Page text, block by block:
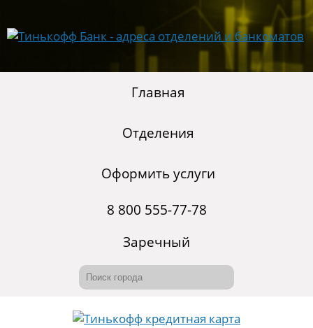
Главная
Отделения
Оформить услуги
8 800 555-77-78
Заречный